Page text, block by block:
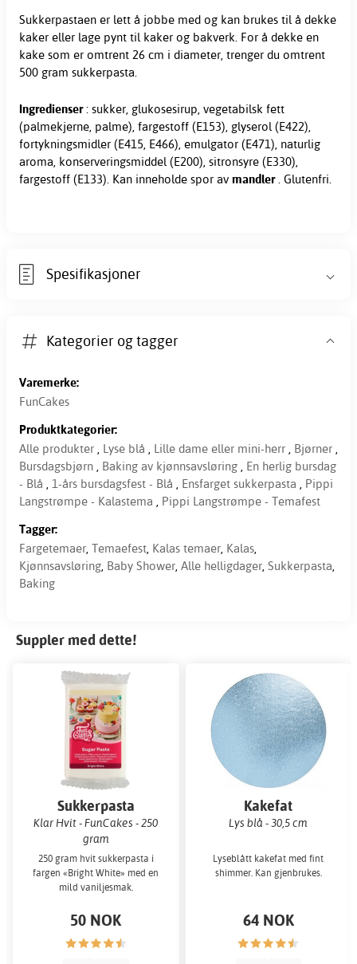
Sukkerpastaen er lett å jobbe med og kan brukes til å dekke
kaker eller lage pynt til kaker og bakverk. For å dekke en
kake som er omtrent 26 cm i diameter, trenger du omtrent
500 gram sukkerpasta.
Ingredienser: sukker, glukosesirup, vegetabilsk fett
(palmekjerne, palme), fargestoff (E153), glyserol (E422),
fortykningsmidler (E415, E466), emulgator (E471), naturlig
aroma, konserveringsmiddel (E200), sitronsyre (E330),
fargestoff (E133). Kan inneholde spor av mandler. Glutenfri.
Spesifikasjoner
Kategorier og tagger
Varemerke:
FunCakes
Produktkategorier:
Alle produkter , Lyse blå , Lille dame eller mini-herr , Bjørner ,
Bursdagsbjørn , Baking av kjønnsavsløring , En herlig bursdag
- Blå , 1-års bursdagsfest - Blå , Ensfarget sukkerpasta , Pippi
Langstrømpe - Kalastema , Pippi Langstrømpe - Temafest
Tagger:
Fargetemaer, Temaefest, Kalas temaer, Kalas,
Kjønnsavsløring, Baby Shower, Alle helligdager, Sukkerpasta,
Baking
Suppler med dette!
Sukkerpasta
Klar Hvit - FunCakes - 250
gram
250 gram hvit sukkerpasta i
fargen «Bright White» med en
mild vaniljesmak.
50 NOK
Kakefat
Lys blå - 30,5 cm
Lyseblått kakefat med fint
shimmer. Kan gjenbrukes.
64 NOK